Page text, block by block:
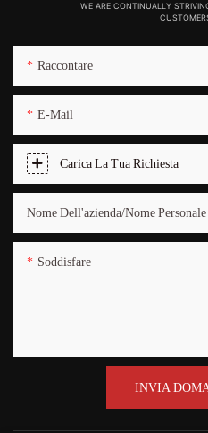
WE ARE CONTINUALLY
Raccontare
E-Mail
Carica La Tua Richiesta
Nome Dell'azienda/Nome Personale
Soddisfare
INVIA